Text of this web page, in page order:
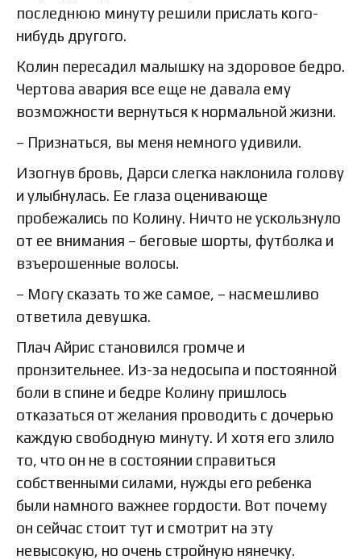
последнюю минуту решили прислать кого-
нибудь другого.
Колин пересадил малышку на здоровое бедро.
Чертова авария все еще не давала ему
возможности вернуться к нормальной жизни.
– Признаться, вы меня немного удивили.
Изогнув бровь, Дарси слегка наклонила голову
и улыбнулась. Ее глаза оценивающе
пробежались по Колину. Ничто не ускользнуло
от ее внимания – беговые шорты, футболка и
взъерошенные волосы.
– Могу сказать то же самое, – насмешливо
ответила девушка.
Плач Айрис становился громче и
пронзительнее. Из-за недосыпа и постоянной
боли в спине и бедре Колину пришлось
отказаться от желания проводить с дочерью
каждую свободную минуту. И хотя его злило
то, что он не в состоянии справиться
собственными силами, нужды его ребенка
были намного важнее гордости. Вот почему
он сейчас стоит тут и смотрит на эту
невысокую, но очень стройную нянечку.